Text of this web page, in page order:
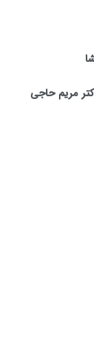
مریم حاجی